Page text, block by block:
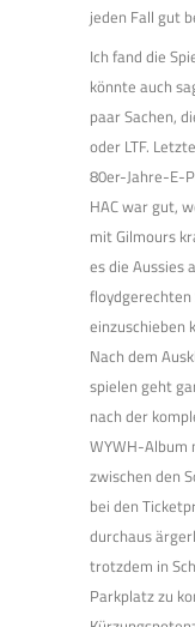
jeden Fall gut
Ich fand die
könnte auch
paar Sachen,
oder LTF.
80er-Jahre-E-
HAC war gut,
mit Gilmours
es die Aussies
floydgerechten
einzuschieben
Nach dem
spielen geht
nach der
WYWH-Album
zwischen den
bei den
durchaus
trotzdem in
Parkplatz zu